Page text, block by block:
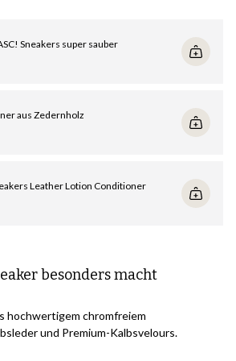
/ Wildleder und Textilien mit
stark verändert, ist eine
White für Weiß oder
Ratschlägen in diesem Leitfaden
zu Reinigung und Pflege:
schmutzig sind, reinigen Sie sie mit
wie z. B.
für ausführlichere Informationen und
Sneakers super sauber
aus Zedernholz
Leather Lotion Conditioner
besonders macht
hochwertigem chromfreiem
und Premium-Kalbsvelours.